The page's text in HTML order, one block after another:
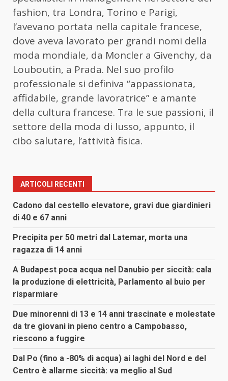
fashion, tra Londra, Torino e Parigi,
l’avevano portata nella capitale francese,
dove aveva lavorato per grandi nomi della
moda mondiale, da Moncler a Givenchy, da
Louboutin, a Prada. Nel suo profilo
professionale si definiva “appassionata,
affidabile, grande lavoratrice” e amante
della cultura francese. Tra le sue passioni, il
settore della moda di lusso, appunto, il
cibo salutare, l’attività fisica.
ARTICOLI RECENTI
Cadono dal cestello elevatore, gravi due giardinieri
di 40 e 67 anni
Precipita per 50 metri dal Latemar, morta una
ragazza di 14 anni
A Budapest poca acqua nel Danubio per siccità: cala
la produzione di elettricità, Parlamento al buio per
risparmiare
Due minorenni di 13 e 14 anni trascinate e molestate
da tre giovani in pieno centro a Campobasso,
riescono a fuggire
Dal Po (fino a -80% di acqua) ai laghi del Nord e del
Centro è allarme siccità: va meglio al Sud